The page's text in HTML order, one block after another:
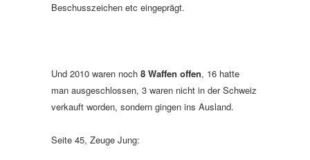
Beschusszeichen etc eingeprägt.
Und 2010 waren noch 8 Waffen offen, 16 hatte
man ausgeschlossen, 3 waren nicht in der Schweiz
verkauft worden, sondern gingen ins Ausland.
Seite 45, Zeuge Jung: